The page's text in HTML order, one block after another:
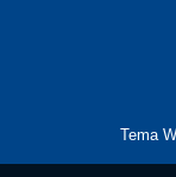
Tema